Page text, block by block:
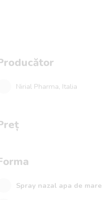
Nirial Pharma, Italia
Spray nazal apa de mare